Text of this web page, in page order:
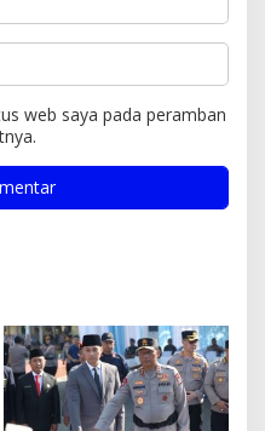
web saya pada peramban